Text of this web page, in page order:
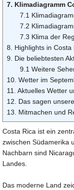
7. Klimadiagramm
7.1
7.2
7.3 Klima der
8. Highlights in Costa
9. Die beliebtesten
9.1 Weitere
10. Wetter im
11. Aktuelles Wetter
12. Das sagen
13. Mitmachen und
Costa Rica ist ein
zwischen Südamerika
Nachbarn sind
Landes.
Das moderne Land